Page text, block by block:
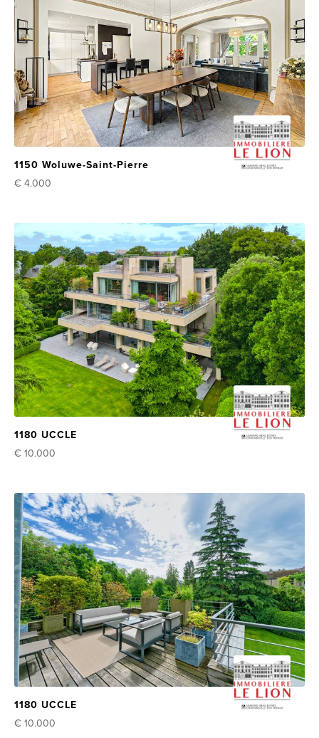
1150 Woluwe-Saint-Pierre
€ 4.000
1180 UCCLE
€ 10.000
1180 UCCLE
€ 10.000